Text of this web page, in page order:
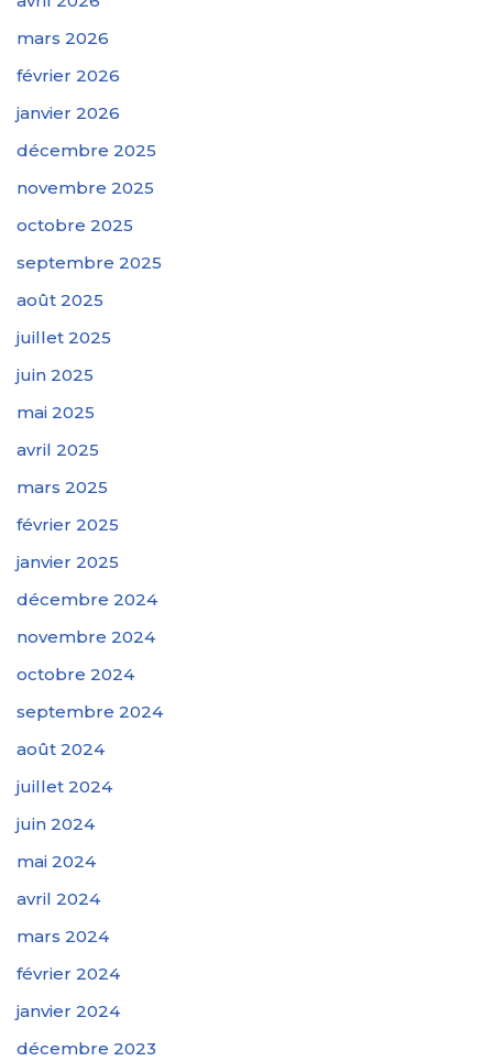
mars 2026
février 2026
janvier 2026
décembre 2025
novembre 2025
octobre 2025
septembre 2025
août 2025
juillet 2025
juin 2025
mai 2025
avril 2025
mars 2025
février 2025
janvier 2025
décembre 2024
novembre 2024
octobre 2024
septembre 2024
août 2024
juillet 2024
juin 2024
mai 2024
avril 2024
mars 2024
février 2024
janvier 2024
décembre 2023